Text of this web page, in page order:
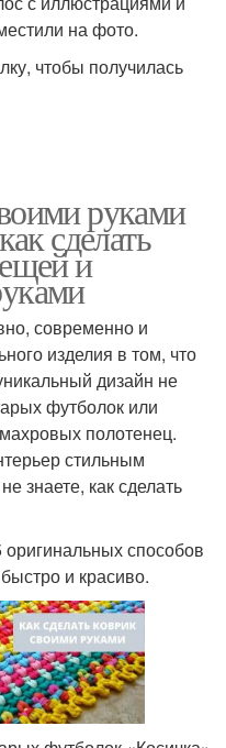
на фото.
чтобы получилась
руками
сделать
и
современно и
изделия в том, что
дизайн не
футболок или
полотенец.
стильным
знаете, как сделать
способов
и красиво.